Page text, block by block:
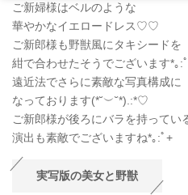
ご新婦様はベルのような
華やかなイエロードレス♡♡
ご新郎様も野獣風にタキシードを
紺で合わせたそうでございます*｡:
遠近法でさらに素敵な写真構成に
なっております(*˘︶˘*).:*♡
ご新郎様が後ろにバラを持ってい
演出も素敵でございますね*｡:ﾟ+
実写版の美女と野獣